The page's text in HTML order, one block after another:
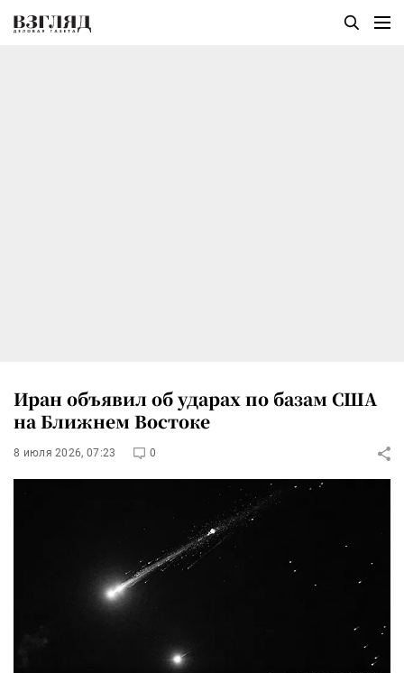
Иран объявил об ударах по базам США
на Ближнем Востоке
8 июля 2026, 07:23 0